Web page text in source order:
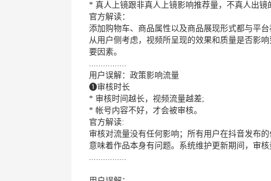
* 真人上镜跟非真人上镜影响推荐量，不真人出镜
官方解读：
添加购物车、商品属性以及商品展现形式都与平
从用户侧考虑，视频所呈现的效果和质量是否影
要因素。
................
用户误解：政策影响流量
❶审核时长
* 审核时间越长，视频流量越差;
* 帐号内容不好，才会被审核。
官方解读:
审核对流量没有任何影响；所有用户在抖音发布
意味着作品本身有问题。系统维护更新期间，审
................